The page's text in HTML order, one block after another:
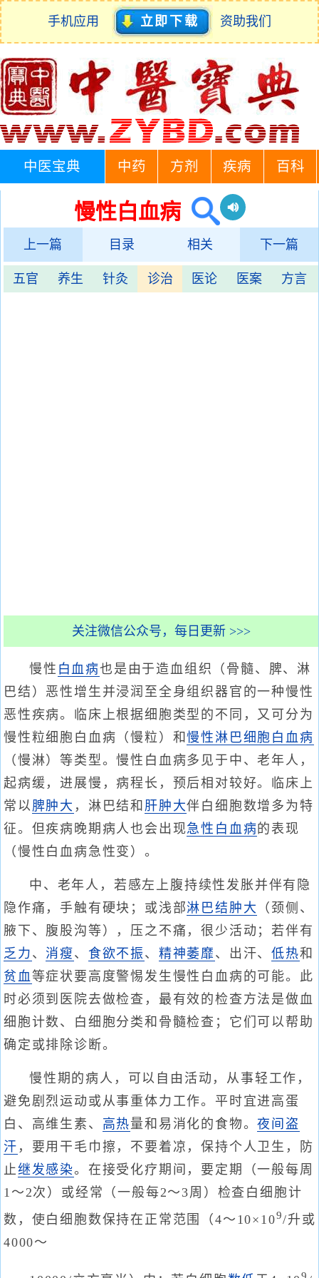
手机应用 立即下载 资助我们
中医宝典 中药 方剂 疾病 百科
慢性白血病
上一篇 目录 相关 下一篇
五官 养生 针灸 诊治 医论 医案 方言
关注微信公众号，每日更新 >>>
慢性 白血病也是由于造血组织（骨髓、脾、淋
巴结）恶性增生并浸润至全身组织器官的一种慢性
恶性疾病。临床上根据细胞类型的不同，又可分为
慢性粒细胞白血病（慢粒）和慢性淋巴细胞白血病
（慢淋）等类型。慢性白血病多见于中、老年人，
起病缓，进展慢，病程长，预后相对较好。临床上
常以 脾肿大 ，淋巴结和 肝肿大伴白细胞数增多为特
征。但疾病晚期病人也会出现急性白血病的表现
（慢性白血病急性变）。
中、老年人，若感左上腹持续性发胀并伴有隐
隐作痛，手触有硬块；或浅部淋巴结肿大
（颈侧、
腋下、腹股沟等），压之不痛，很少活动；若伴有
乏力 、消瘦 、 食欲不振 、 精神萎靡 、出汗、低热和
贫血等症状要高度警惕发生慢性白血病的可能。此
时必须到医院去做检查，最有效的检查方法是做血
细胞计数、白细胞分类和骨髓检查；它们可以帮助
确定或排除诊断。
慢性期的病人，可以自由活动，从事轻工作，
避免剧烈运动或从事重体力工作。平时宜进高蛋
白、高维生素、 高热量和易消化的食物。夜间盗
汗 ，要用干毛巾擦，不要着凉，保持个人卫生，防
止继发感染。在接受化疗期间，要定期（一般每周
1～2次）或经常（一般每2～3周）检查白细胞计
数，使白细胞数保持在正常范围（4～10×109/升或
4000～